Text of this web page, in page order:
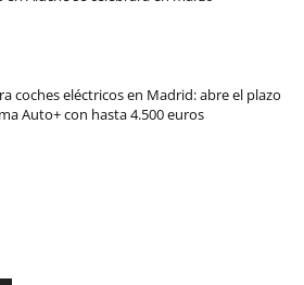
coches eléctricos en Madrid: abre el plazo
Auto+ con hasta 4.500 euros